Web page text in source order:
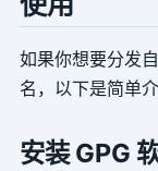
如果你想要分发
名，以下是简单介
安装 GPG